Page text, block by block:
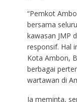
“Pemkot
bersama
kawasan JMP
responsif. Hal
Kota Ambon,
berbagai
wartawan di
Ia meminta,